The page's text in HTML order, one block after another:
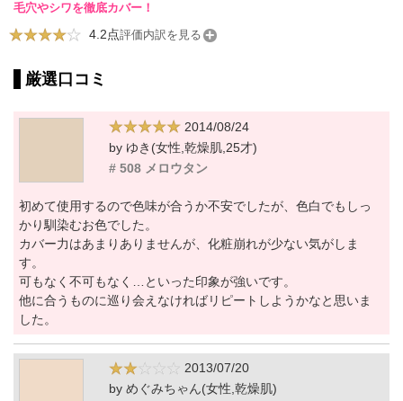
毛穴やシワを徹底カバー！
4.2点評価内訳を見る
厳選口コミ
2014/08/24
by ゆき(女性,乾燥肌,25才)
# 508 メロウタン
初めて使用するので色味が合うか不安でしたが、色白でもしっ
かり馴染むお色でした。
カバー力はあまりありませんが、化粧崩れが少ない気がしま
す。
可もなく不可もなく…といった印象が強いです。
他に合うものに巡り会えなければリピートしようかなと思いま
した。
2013/07/20
by めぐみちゃん(女性,乾燥肌)